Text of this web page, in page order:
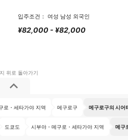
입주조건： 여성 남성 외국인
¥82,000 - ¥82,000
로・세타가야 지역 메구로구 메구로구의 시어
도쿄도 시부야・메구로・세타가야 지역 메구